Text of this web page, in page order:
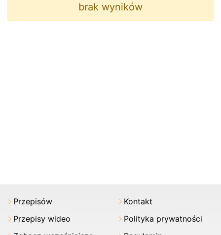
brak wyników
Przepisów
Przepisy wideo
Kontakt
Polityka prywatności